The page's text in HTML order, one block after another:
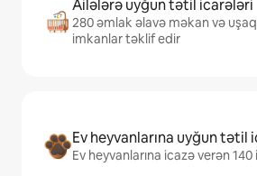
Ailələrə uyğun tətil icarələri
280 əmlak əlavə məkan və
imkanlar təklif edir
Ev heyvanlarına uyğun tətil
Ev heyvanlarına icazə verən